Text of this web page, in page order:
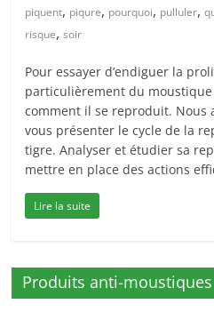
piquent, piqure, pourquoi, pulluler,
risque,soir
Pour essayer d’endiguer la
particulièrement du
comment il se reproduit. Nous
vous présenter le cycle de la
tigre. Analyser et étudier sa
mettre en place des actions
Lire la suite
Produits anti-moustiques